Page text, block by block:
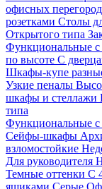
офисных
розетками Столы
Открытого типа
Функциональные с
по высоте С
Шкафы-купе
Узкие пеналы
шкафы и стеллажи
типа
Функциональные с
Сейфы-шкафы
взломостойкие
Для руководителя
Темные оттенки С
ящиками Серые